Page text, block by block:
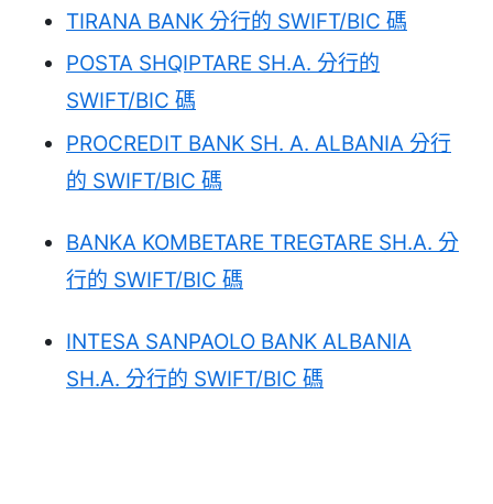
TIRANA BANK 分行的 SWIFT/BIC 碼
POSTA SHQIPTARE SH.A. 分行的
SWIFT/BIC 碼
PROCREDIT BANK SH. A. ALBANIA 分行
的 SWIFT/BIC 碼
BANKA KOMBETARE TREGTARE SH.A. 分
行的 SWIFT/BIC 碼
INTESA SANPAOLO BANK ALBANIA
SH.A. 分行的 SWIFT/BIC 碼